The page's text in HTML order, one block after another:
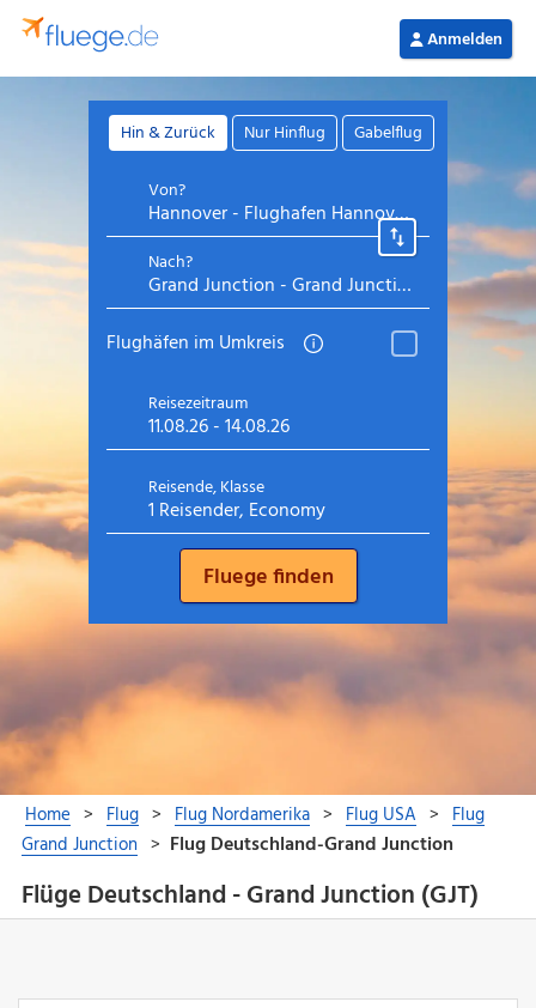
Flüge Deutschland - Grand Junction (GJT)